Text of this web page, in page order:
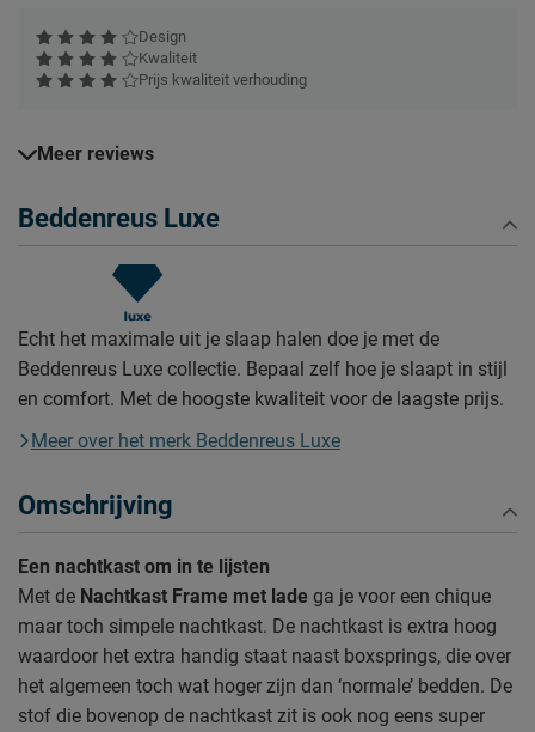
Design
Kwaliteit
Prijs kwaliteit verhouding
Meer reviews
Beddenreus Luxe
Echt het maximale uit je slaap halen doe je met de
Beddenreus Luxe collectie. Bepaal zelf hoe je slaapt in stijl
en comfort. Met de hoogste kwaliteit voor de laagste prijs.
Meer over het merk Beddenreus Luxe
Omschrijving
Een nachtkast om in te lijsten
Met de Nachtkast Frame met lade ga je voor een chique
maar toch simpele nachtkast. De nachtkast is extra hoog
waardoor het extra handig staat naast boxsprings, die over
het algemeen toch wat hoger zijn dan ‘normale’ bedden. De
stof die bovenop de nachtkast zit is ook nog eens super